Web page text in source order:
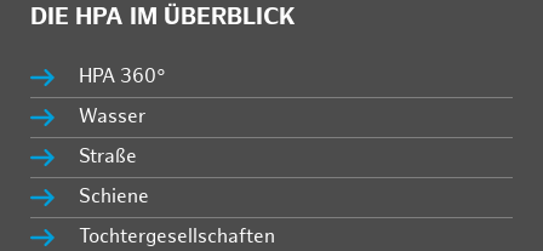
DIE HPA IM ÜBERBLICK
HPA 360°
Wasser
Straße
Schiene
Tochtergesellschaften